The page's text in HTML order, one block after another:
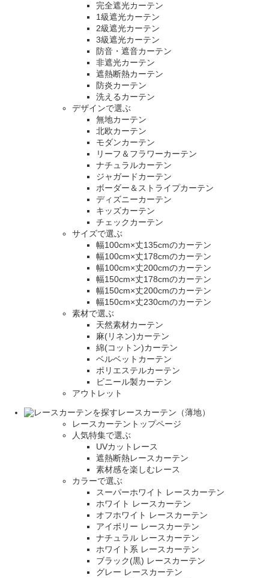
完全遮光カーテン
1級遮光カーテン
2級遮光カーテン
3級遮光カーテン
防音・遮音カーテン
非遮光カーテン
遮熱断熱カーテン
防炎カーテン
洗えるカーテン
デザインで選ぶ
無地カーテン
北欧カーテン
モダンカーテン
リーフ＆フラワーカーテン
ナチュラルカーテン
ジャガードカーテン
ボーダー＆ストライプカーテン
ディズニーカーテン
キッズカーテン
チェックカーテン
サイズで選ぶ
幅100cm×丈135cmのカーテン
幅100cm×丈178cmのカーテン
幅100cm×丈200cmのカーテン
幅150cm×丈178cmのカーテン
幅150cm×丈200cmのカーテン
幅150cm×丈230cmのカーテン
素材で選ぶ
天然素材カーテン
麻(リネン)カーテン
綿(コットン)カーテン
ベルベットカーテン
ポリエステルカーテン
ビニール製カーテン
アウトレット
レースカーテン（薄地）
レースカーテントップページ
人気特集で選ぶ
UVカットレース
遮熱断熱レースカーテン
素材感を楽しむレース
カラーで選ぶ
スーパーホワイト レースカーテン
ホワイト レースカーテン
オフホワイト レースカーテン
アイボリー レースカーテン
ナチュラル レースカーテン
ホワイト系 レースカーテン
ブラック(黒) レースカーテン
グレー レースカーテン